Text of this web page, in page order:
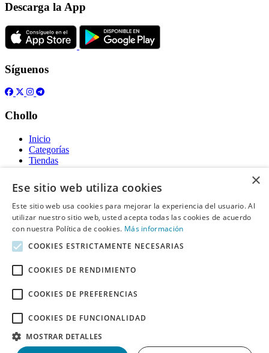
Descarga la App
Síguenos
Chollo
Inicio
Categorías
Tiendas
Gratis
Acerca de
Sobre nosotros
Contacto
Información legal
Declaración de cookies
Descargo de Responsabilidad
Derechos de autor ©Chollo2026. Todos los derechos quedan
×
Ese sitio web utiliza cookies
Este sitio web usa cookies para mejorar la experiencia del usuario. Al
utilizar nuestro sitio web, usted acepta todas las cookies de acuerdo
con nuestra Política de cookies. Más información
COOKIES ESTRICTAMENTE NECESARIAS
COOKIES DE RENDIMIENTO
COOKIES DE PREFERENCIAS
COOKIES DE FUNCIONALIDAD
MOSTRAR DETALLES